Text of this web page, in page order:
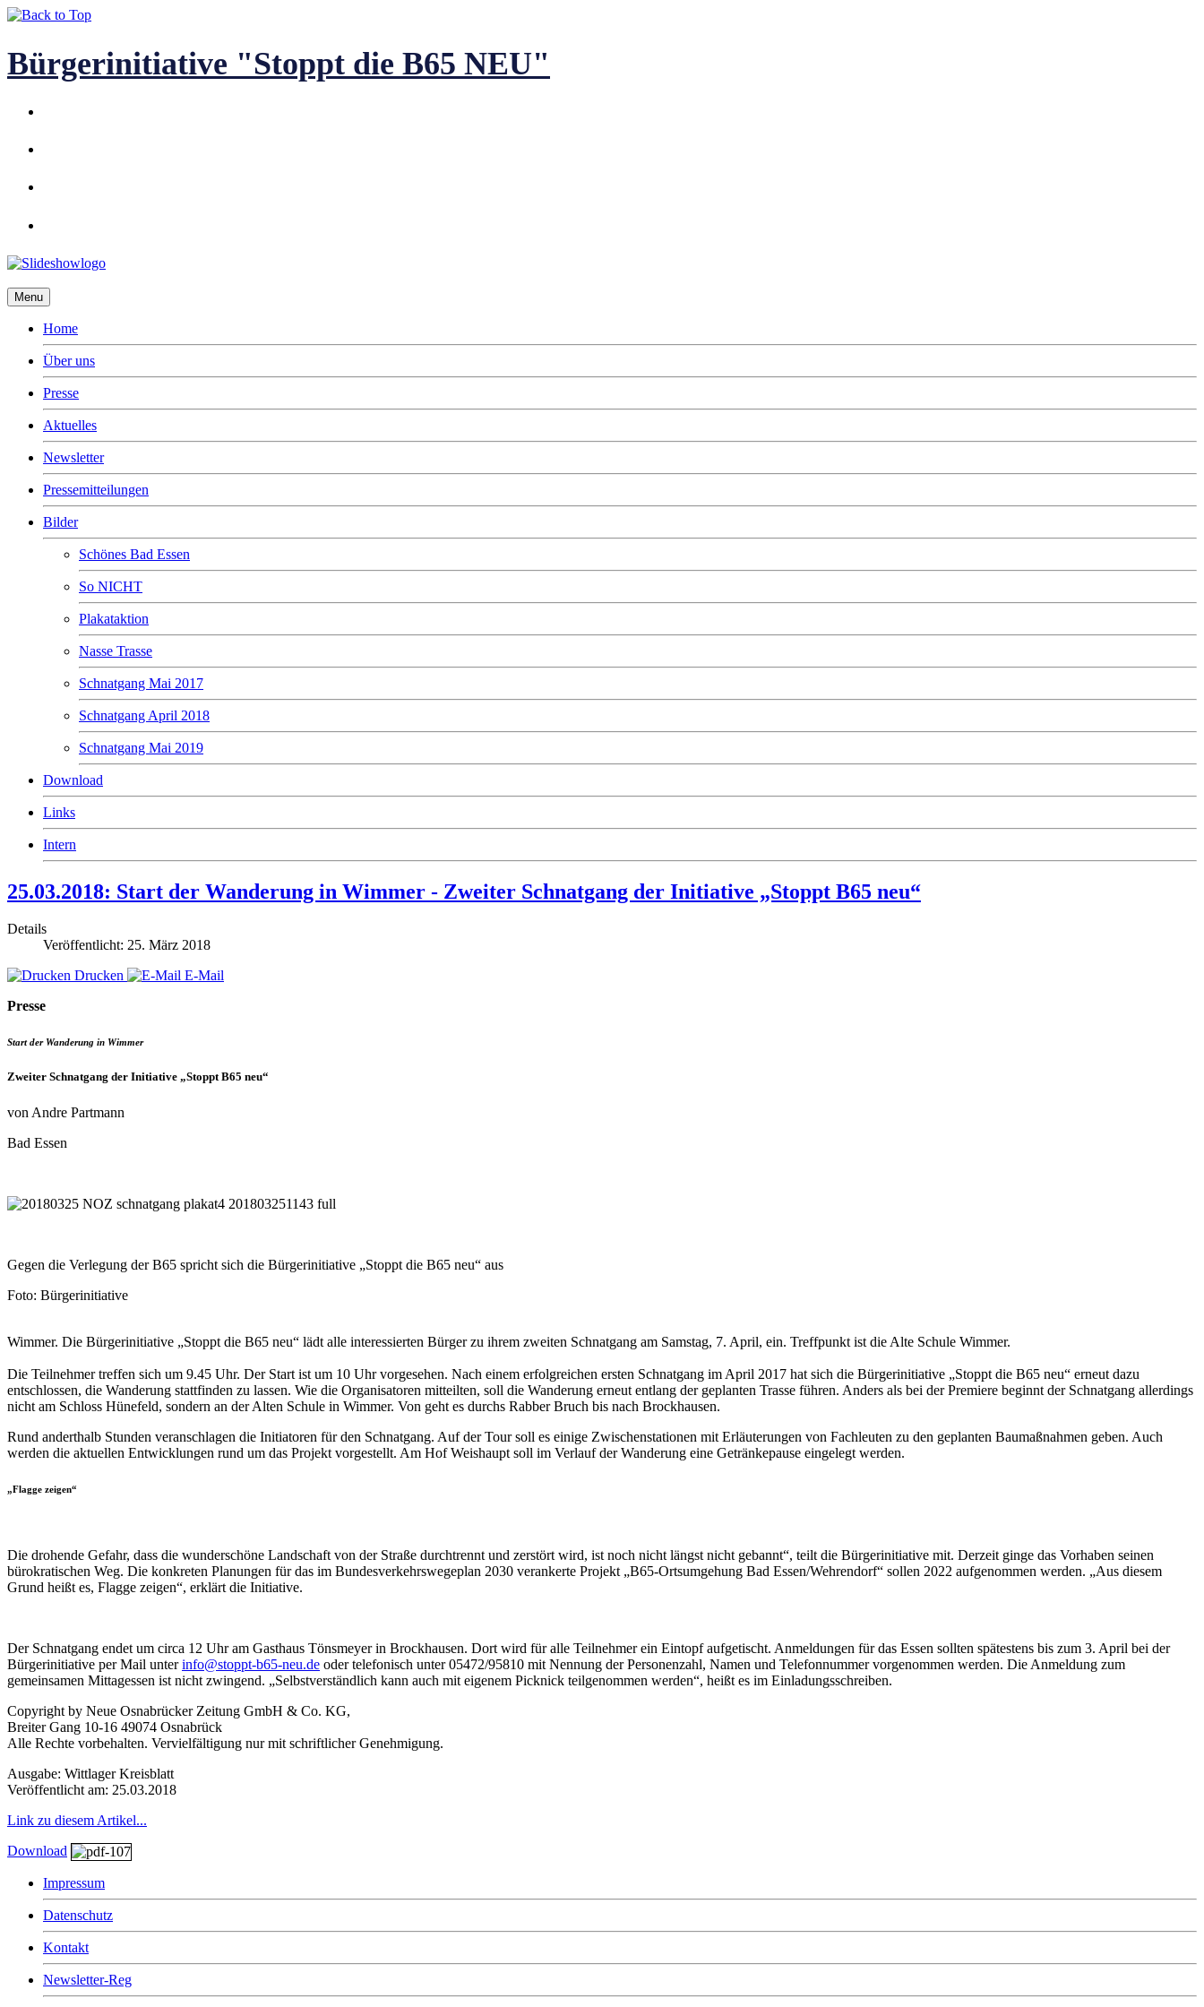
Bürgerinitiative "Stoppt die B65 NEU"
Menu
Home
Über uns
Presse
Aktuelles
Newsletter
Pressemitteilungen
Bilder
Schönes Bad Essen
So NICHT
Plakataktion
Nasse Trasse
Schnatgang Mai 2017
Schnatgang April 2018
Schnatgang Mai 2019
Download
Links
Intern
25.03.2018: Start der Wanderung in Wimmer - Zweiter Schnatgang der Initiative „Stoppt B65 neu“
Details
Veröffentlicht: 25. März 2018
Drucken
E-Mail
Presse
Start der Wanderung in Wimmer
Zweiter Schnatgang der Initiative „Stoppt B65 neu“
von Andre Partmann
Bad Essen
Gegen die Verlegung der B65 spricht sich die Bürgerinitiative „Stoppt die B65 neu“ aus
Foto: Bürgerinitiative
Wimmer. Die Bürgerinitiative „Stoppt die B65 neu“ lädt alle interessierten Bürger zu ihrem zweiten Schnatgang am Samstag, 7. April, ein. Treffpunkt ist die Alte Schule Wimmer.
Die Teilnehmer treffen sich um 9.45 Uhr. Der Start ist um 10 Uhr vorgesehen. Nach einem erfolgreichen ersten Schnatgang im April 2017 hat sich die Bürgerinitiative „Stoppt die B65 neu“ erneut dazu
entschlossen, die Wanderung stattfinden zu lassen. Wie die Organisatoren mitteilten, soll die Wanderung erneut entlang der geplanten Trasse führen. Anders als bei der Premiere beginnt der Schnatgang allerdings
nicht am Schloss Hünefeld, sondern an der Alten Schule in Wimmer. Von geht es durchs Rabber Bruch bis nach Brockhausen.
Rund anderthalb Stunden veranschlagen die Initiatoren für den Schnatgang. Auf der Tour soll es einige Zwischenstationen mit Erläuterungen von Fachleuten zu den geplanten Baumaßnahmen geben. Auch
werden die aktuellen Entwicklungen rund um das Projekt vorgestellt. Am Hof Weishaupt soll im Verlauf der Wanderung eine Getränkepause eingelegt werden.
„Flagge zeigen“
Die drohende Gefahr, dass die wunderschöne Landschaft von der Straße durchtrennt und zerstört wird, ist noch nicht längst nicht gebannt“, teilt die Bürgerinitiative mit. Derzeit ginge das Vorhaben seinen
bürokratischen Weg. Die konkreten Planungen für das im Bundesverkehrswegeplan 2030 verankerte Projekt „B65-Ortsumgehung Bad Essen/Wehrendorf“ sollen 2022 aufgenommen werden. „Aus diesem
Grund heißt es, Flagge zeigen“, erklärt die Initiative.
Der Schnatgang endet um circa 12 Uhr am Gasthaus Tönsmeyer in Brockhausen. Dort wird für alle Teilnehmer ein Eintopf aufgetischt. Anmeldungen für das Essen sollten spätestens bis zum 3. April bei der
Bürgerinitiative per Mail unterinfo@stoppt-b65-neu.de oder telefonisch unter 05472/95810 mit Nennung der Personenzahl, Namen und Telefonnummer vorgenommen werden. Die Anmeldung zum
gemeinsamen Mittagessen ist nicht zwingend. „Selbstverständlich kann auch mit eigenem Picknick teilgenommen werden“, heißt es im Einladungsschreiben.
Copyright by Neue Osnabrücker Zeitung GmbH & Co. KG,
Breiter Gang 10-16 49074 Osnabrück
Alle Rechte vorbehalten. Vervielfältigung nur mit schriftlicher Genehmigung.
Ausgabe: Wittlager Kreisblatt
Veröffentlicht am: 25.03.2018
Link zu diesem Artikel...
Download
Impressum
Datenschutz
Kontakt
Newsletter-Reg